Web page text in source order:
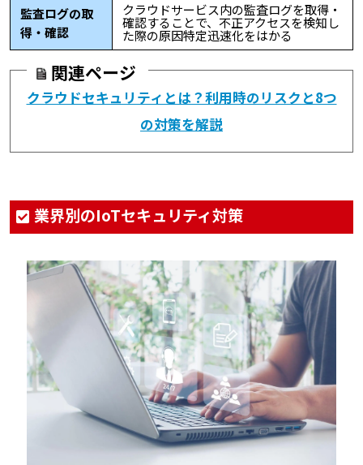
監査ログの取
得・確認
クラウドサービス内の監査ログを取得・
確認することで、不正アクセスを検知し
た際の原因特定迅速化をはかる
関連ページ
クラウドセキュリティとは？利用時のリスクと8つ
の対策を解説
業界別のIoTセキュリティ対策